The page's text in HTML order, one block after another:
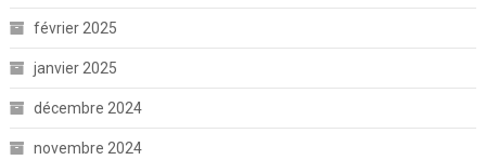
février 2025
janvier 2025
décembre 2024
novembre 2024